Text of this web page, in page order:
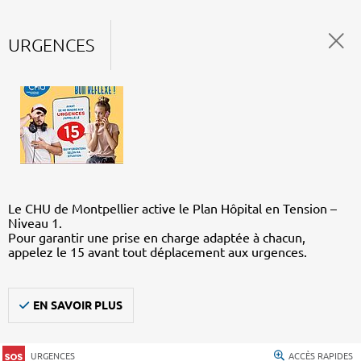
URGENCES
Le CHU de Montpellier active le Plan Hôpital en Tension –
Niveau 1.
Pour garantir une prise en charge adaptée à chacun,
appelez le 15 avant tout déplacement aux urgences.
EN SAVOIR PLUS
URGENCES ACCÈS RAPIDES